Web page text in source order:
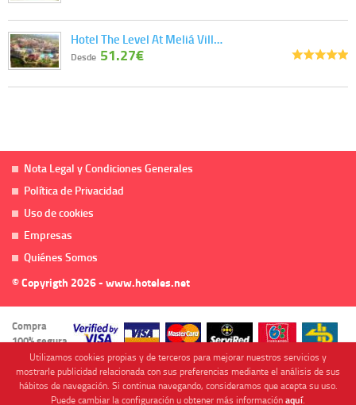
Hotel The Level At Meliá Vill…
Desde 51.27€
Nota Legal y Condiciones Generales
Política de Privacidad
Uso de cookies
Empresas
Quiénes Somos
© Copyrigth 2026 - www.hoteles.net
Compra
100% segura
Utilizamos cookies propias y de terceros para mejorar nuestros servicios y
mostrarle publicidad relacionada con sus preferencias mediante el análisis de sus
hábitos de navegación. Si continua navegando, consideramos que acepta su uso.
Puede cambiar la configuración u obtener más informaciónaquí.